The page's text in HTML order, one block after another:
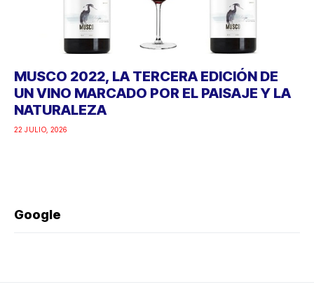
MUSCO 2022, LA TERCERA EDICIÓN DE
UN VINO MARCADO POR EL PAISAJE Y LA
NATURALEZA
22 JULIO, 2026
Google